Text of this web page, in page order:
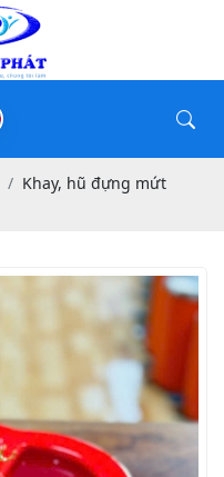
Khay, hũ đựng mứt